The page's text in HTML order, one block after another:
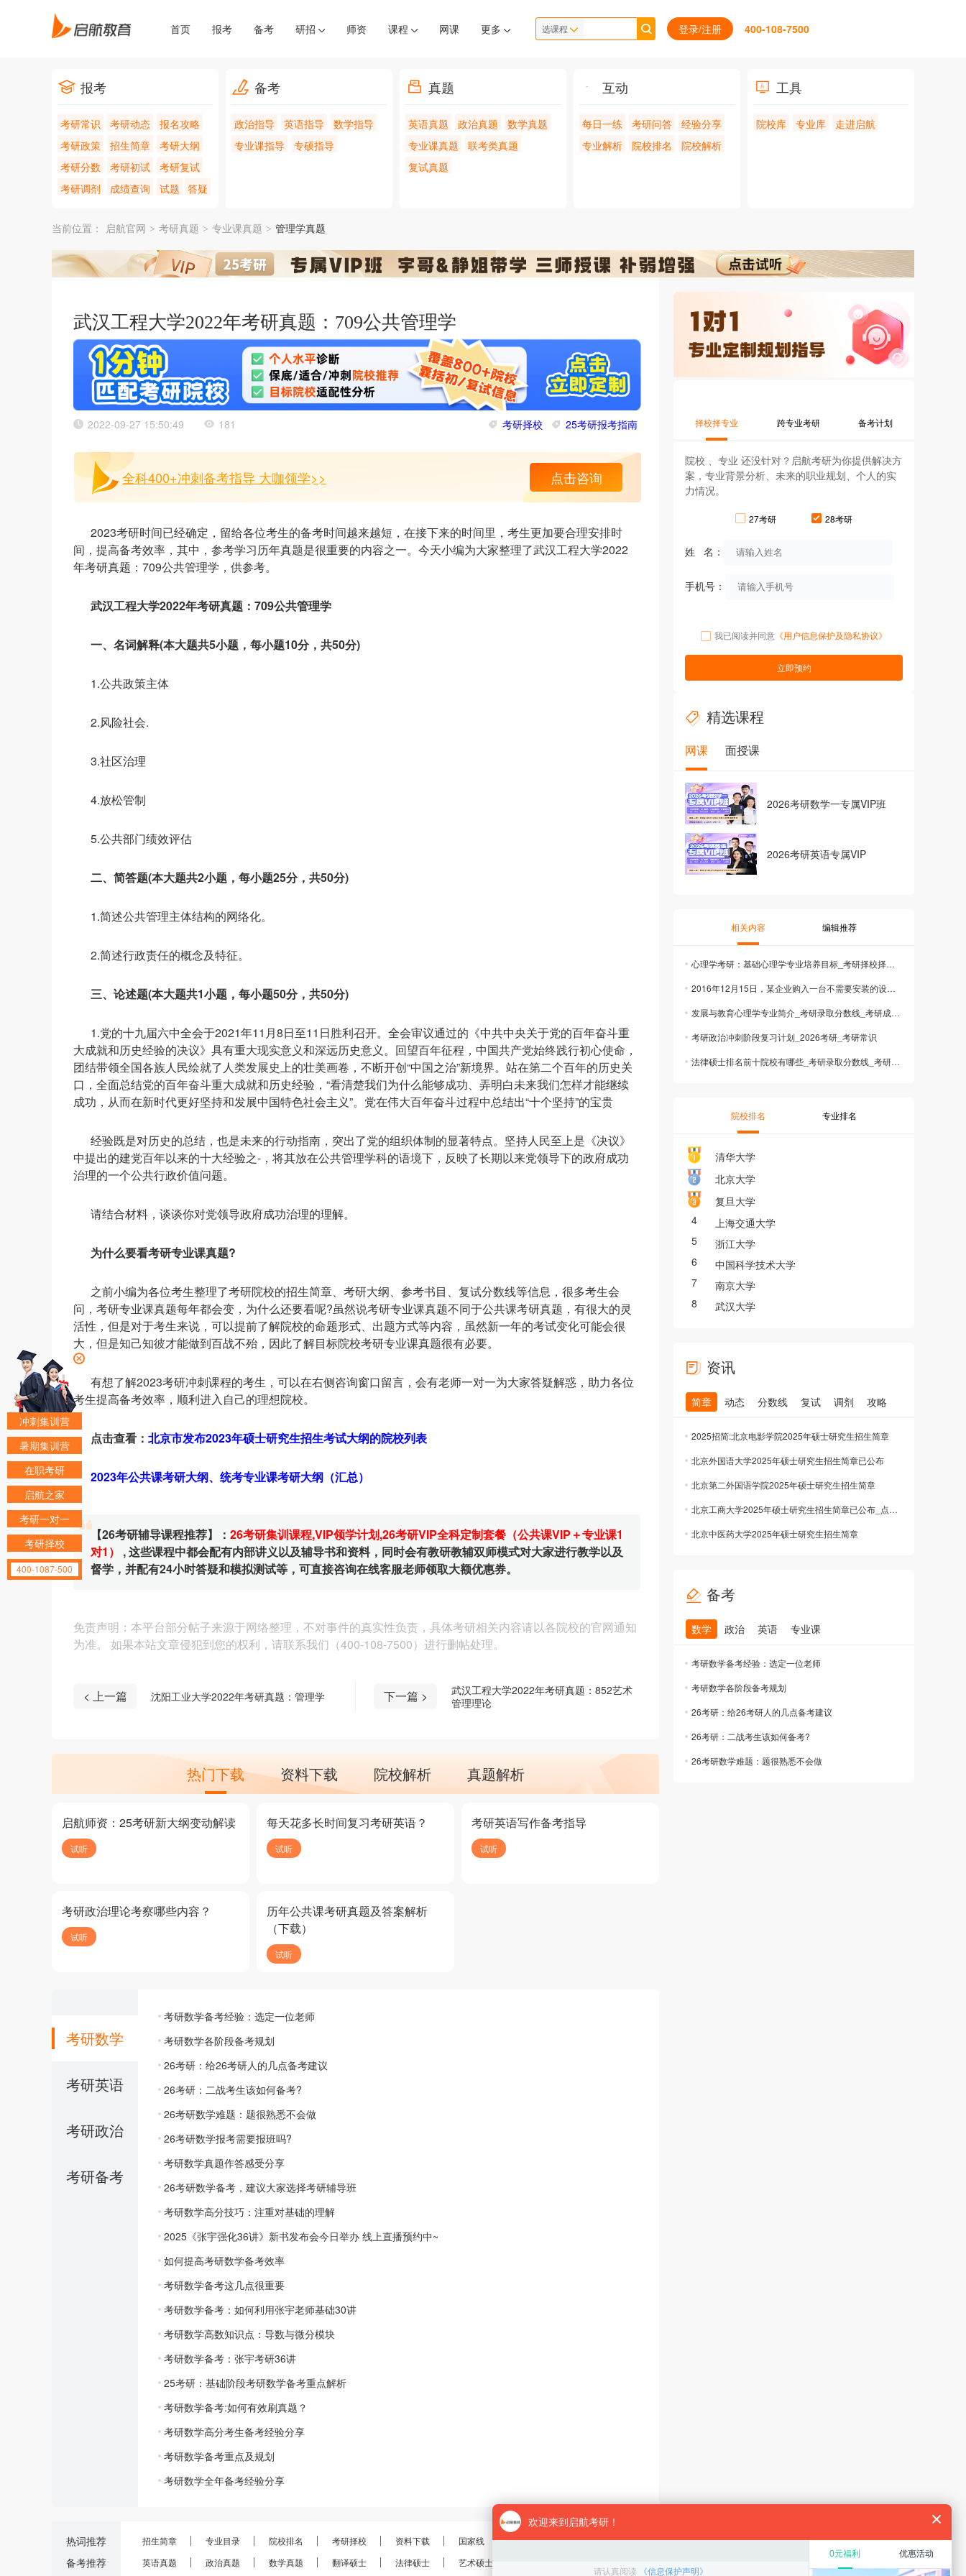
首页 报考 备考 研招 师资 课程 网课 更多 选课程 登录/注册 400-108-7500
报考
考研常识 考研动态
报名攻略
考研政策
招生简章
考研大纲
考研分数
考研初试
考研复试
考研调剂
成绩查询 试题 答疑
备考
政治指导 英语指导
数学指导
专业课指导
专硕指导
真题
英语真题 政治真题
数学真题
专业课真题
联考类真题
复试真题
互动
每日一练 考研问答
经验分享
专业解析
院校排名 院校解析
工具
院校库 专业库 走进启航
当前位置： 启航官网 > 考研真题 > 专业课真题 > 管理学真题
武汉工程大学2022年考研真题：709公共管理学
2022-09-27 15:50:49 181 考研择校 25考研报考指南
全科400+冲刺备考指导 大咖领学>> 点击咨询
2023考研时间已经确定，留给各位考生的备考时间越来越短，在接下来的时间里，考生更加要合理安排时
间，提高备考效率，其中，参考学习历年真题是很重要的内容之一。今天小编为大家整理了武汉工程大学2022
年考研真题：709公共管理学，供参考。
武汉工程大学2022年考研真题：709公共管理学
一、名词解释(本大题共5小题，每小题10分，共50分)
1.公共政策主体
2.风险社会.
3.社区治理
4.放松管制
5.公共部门绩效评估
二、简答题(本大题共2小题，每小题25分，共50分)
1.简述公共管理主体结构的网络化。
2.简述行政责任的概念及特征。
三、论述题(本大题共1小题，每小题50分，共50分)
1.党的十九届六中全会于2021年11月8日至11日胜利召开。全会审议通过的《中共中央关于党的百年奋斗重
大成就和历史经验的决议》具有重大现实意义和深远历史意义。回望百年征程，中国共产党始终践行初心使命，
团结带领全国各族人民绘就了人类发展史上的壮美画卷，不断开创“中国之治”新境界。站在第二个百年的历史关
口，全面总结党的百年奋斗重大成就和历史经验，“看清楚我们为什么能够成功、弄明白未来我们怎样才能继续
成功，从而在新时代更好坚持和发展中国特色社会主义”。党在伟大百年奋斗过程中总结出“十个坚持”的宝贵
经验既是对历史的总结，也是未来的行动指南，突出了党的组织体制的显著特点。坚持人民至上是《决议》
中提出的建党百年以来的十大经验之-，将其放在公共管理学科的语境下，反映了长期以来党领导下的政府成功
治理的一个公共行政价值问题。
请结合材料，谈谈你对党领导政府成功治理的理解。
为什么要看考研专业课真题?
之前小编为各位考生整理了考研院校的招生简章、考研大纲、参考书目、复试分数线等信息，很多考生会
问，考研专业课真题每年都会变，为什么还要看呢?虽然说考研专业课真题不同于公共课考研真题，有很大的灵
活性，但是对于考生来说，可以提前了解院校的命题形式、出题方式等内容，虽然新一年的考试变化可能会很
大，但是知己知彼才能做到百战不殆，因此了解目标院校考研专业课真题很有必要。
有想了解2023考研冲刺课程的考生，可以在右侧咨询窗口留言，会有老师一对一为大家答疑解惑，助力各位
考生提高备考效率，顺利进入自己的理想院校。
点击查看： 北京市发布2023年硕士研究生招生考试大纲的院校列表
2023年公共课考研大纲、统考专业课考研大纲（汇总）
【26考研辅导课程推荐】： 26考研集训课程,VIP领学计划,26考研VIP全科定制套餐（公共课VIP＋专业课1
对1）
, 这些课程中都会配有内部讲义以及辅导书和资料，同时会有教研教辅双师模式对大家进行教学以及
督学，并配有24小时答疑和模拟测试等，可直接咨询在线客服老师领取大额优惠券。
免责声明：本平台部分帖子来源于网络整理，不对事件的真实性负责，具体考研相关内容请以各院校的官网通知
为准。 如果本站文章侵犯到您的权利，请联系我们（400-108-7500）进行删帖处理。
< 上一篇 沈阳工业大学2022年考研真题：管理学 下一篇 >
武汉工程大学2022年考研真题：852艺术
管理理论
热门下载 资料下载 院校解析 真题解析
启航师资：25考研新大纲变动解读
试听
每天花多长时间复习考研英语？
试听
考研英语写作备考指导
试听
考研政治理论考察哪些内容？
试听
历年公共课考研真题及答案解析
（下载）
试听
考研数学
考研英语
考研政治
考研备考
考研数学备考经验：选定一位老师
考研数学各阶段备考规划
26考研：给26考研人的几点备考建议
26考研：二战考生该如何备考?
26考研数学难题：题很熟悉不会做
26考研数学报考需要报班吗?
考研数学真题作答感受分享
26考研数学备考，建议大家选择考研辅导班
考研数学高分技巧：注重对基础的理解
2025《张宇强化36讲》新书发布会今日举办 线上直播预约中~
如何提高考研数学备考效率
考研数学备考这几点很重要
考研数学备考：如何利用张宇老师基础30讲
考研数学高数知识点：导数与微分模块
考研数学备考：张宇考研36讲
25考研：基础阶段考研数学备考重点解析
考研数学备考:如何有效刷真题？
考研数学高分考生备考经验分享
考研数学备考重点及规划
考研数学全年备考经验分享
择校择专业 跨专业考研 备考计划
院校 、专业 还没针对？启航考研为你提供解决方
案，专业背景分析、未来的职业规划、个人的实
力情况。
27考研 28考研
姓 名：
手机号：
我已阅读并同意 《用户信息保护及隐私协议》
立即预约
精选课程
网课 面授课
2026考研数学一专属VIP班
2026考研英语专属VIP
相关内容 编辑推荐
心理学考研：基础心理学专业培养目标_考研择校择专业_研究生院网址
2016年12月15日，某企业购入一台不需要安装的设备并投入使用。该设备入账价格
发展与教育心理学专业简介_考研录取分数线_考研成绩查询
考研政治冲刺阶段复习计划_2026考研_考研常识
法律硕士排名前十院校有哪些_考研录取分数线_考研成绩查询
院校排名 专业排名
清华大学
北京大学
复旦大学
4
上海交通大学
5
浙江大学
6
中国科学技术大学
7
南京大学
8
武汉大学
资讯
简章 动态 分数线 复试 调剂 攻略
2025招简:北京电影学院2025年硕士研究生招生简章
北京外国语大学2025年硕士研究生招生简章已公布
北京第二外国语学院2025年硕士研究生招生简章
北京工商大学2025年硕士研究生招生简章已公布_点击查看
北京中医药大学2025年硕士研究生招生简章
备考
数学 政治 英语 专业课
考研数学备考经验：选定一位老师
考研数学各阶段备考规划
26考研：给26考研人的几点备考建议
26考研：二战考生该如何备考?
26考研数学难题：题很熟悉不会做
热词推荐
备考推荐
招生简章 专业目录 院校排名 考研择校 资料下载 国家线 分数线 报录比
考研规划
英语真题
政治真题 数学真题 翻译硕士 法律硕士 艺术硕士
冲刺集训营
暑期集训营
在职考研
启航之家
考研一对一
考研择校
400-1087-500